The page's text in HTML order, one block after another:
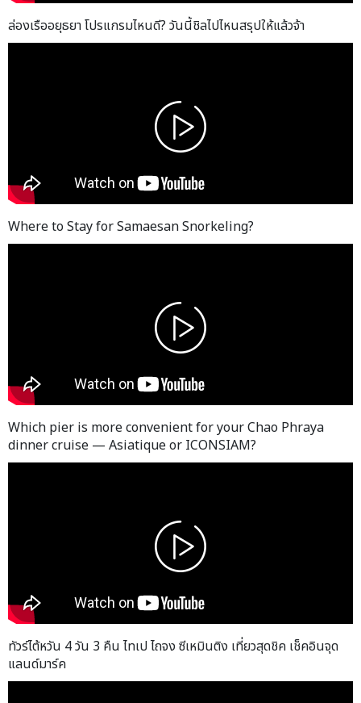
ล่องเรืออยุธยา โปรแกรมไหนดี? วันนี้ชิลไปไหนสรุปให้แล้วจ้า
Where to Stay for Samaesan Snorkeling?
Which pier is more convenient for your Chao Phraya
dinner cruise — Asiatique or ICONSIAM?
ทัวร์ไต้หวัน 4 วัน 3 คืน ไทเป ไถจง ซีเหมินติง เที่ยวสุดชิค เช็คอินจุด
แลนด์มาร์ค